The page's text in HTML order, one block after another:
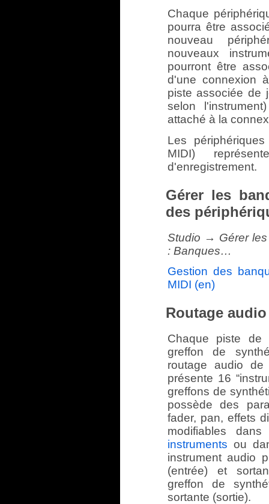
Chaque
pourra être
nouveau
nouveaux
pourront être
d'une connexion
piste associée de
selon
attaché à la
Les
MIDI)
d'enregistrement.
Gérer les
des
Studio → Gérer les
: Banques…
Gestion des
MIDI (en)
Routage audio
Chaque piste de
greffon de
routage audio de
présente 16
greffons de
possède des
fader, pan, effets
modifiables
instruments ou
instrument audio
(entrée) et
greffon de
sortante (sortie).